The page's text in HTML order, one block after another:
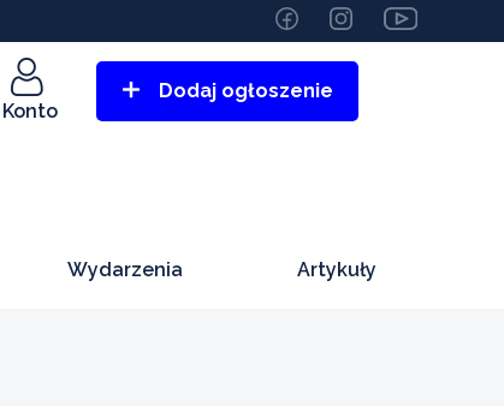
Konto
Dodaj ogłoszenie
Wydarzenia Artykuły